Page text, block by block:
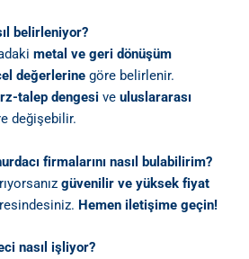
belirleniyor?
metal ve geri dönüşüm
değerlerine göre belirlenir.
talep dengesi veuluslararası
değişebilir.
firmalarını nasıl bulabilirim?
güvenilir ve yüksek fiyat
Hemen iletişime geçin!
nasıl işliyor?